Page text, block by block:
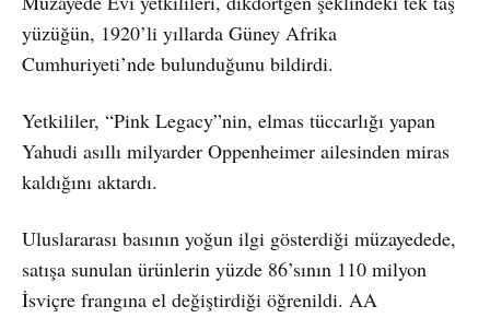
yüzüğün, 1920’li yıllarda Güney Afrika
Cumhuriyeti’nde bulunduğunu bildirdi.
Yetkililer, “Pink Legacy”nin, elmas tüccarlığı yapan
Yahudi asıllı milyarder Oppenheimer ailesinden miras
kaldığını aktardı.
Uluslararası basının yoğun ilgi gösterdiği müzayedede,
satışa sunulan ürünlerin yüzde 86’sının 110 milyon
İsviçre frangına el değiştirdiği öğrenildi. AA